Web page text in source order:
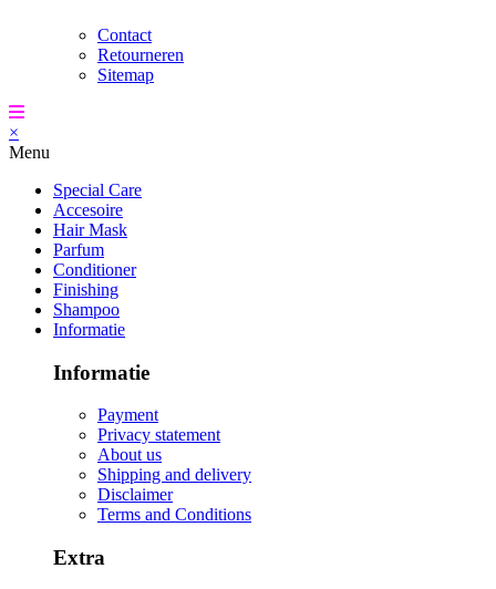
Contact
Retourneren
Sitemap
×
Menu
Special Care
Accesoire
Hair Mask
Parfum
Conditioner
Finishing
Shampoo
Informatie
Informatie
Payment
Privacy statement
About us
Shipping and delivery
Disclaimer
Terms and Conditions
Extra